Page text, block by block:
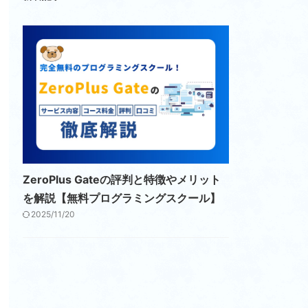
ZeroPlus Gateの評判と特徴やメリット
を解説【無料プログラミングスクール】
2025/11/20